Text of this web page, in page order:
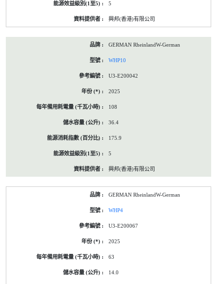
5
興邦(香港)有限公司
GERMAN RheinlandW-German
WHP10
U3-E200042
2025
108
36.4
175.9
5
興邦(香港)有限公司
GERMAN RheinlandW-German
WHP4
U3-E200067
2025
63
14.0